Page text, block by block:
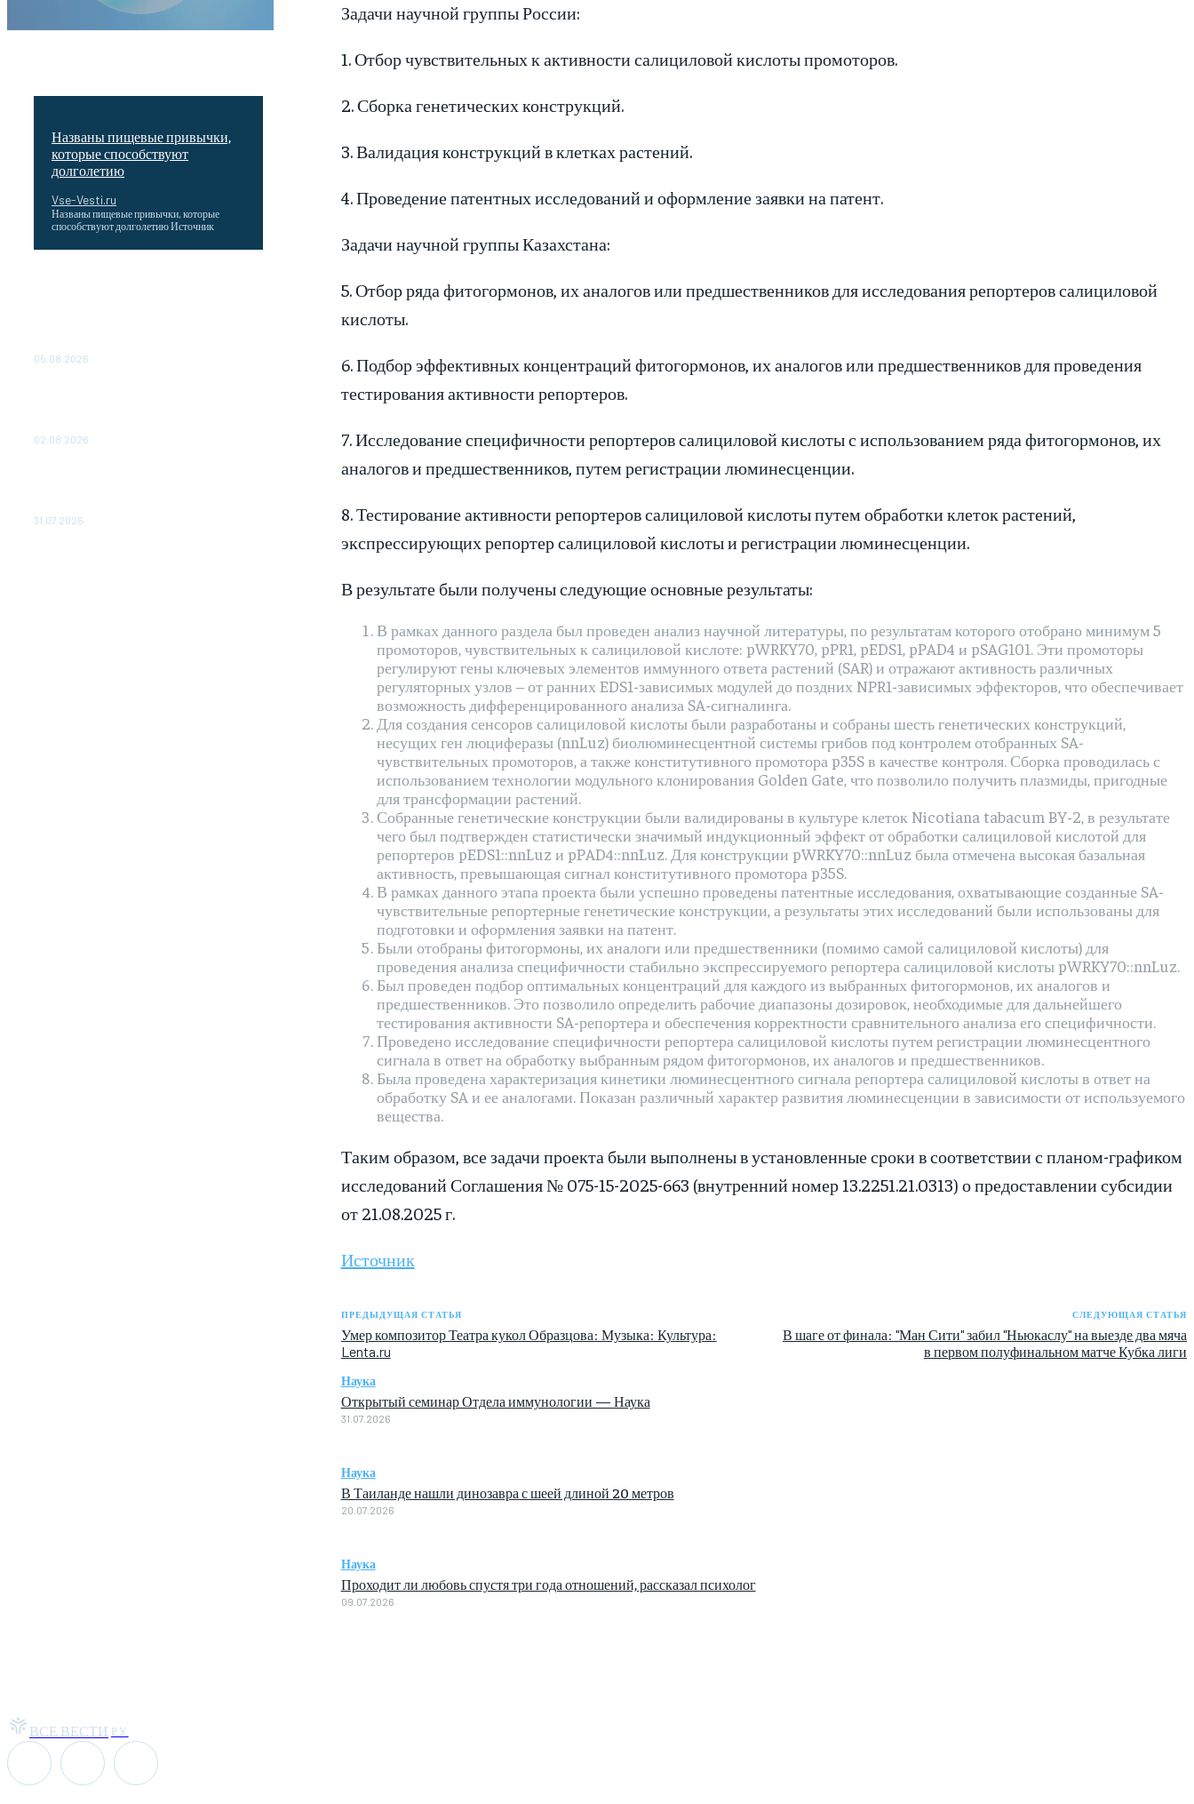
Названы пищевые привычки,
которые способствуют
долголетию
Vse-Vesti.ru
Названы пищевые привычки, которые
способствуют долголетию Источник
05.08.2026
02.08.2026
31.07.2026
Задачи научной группы России:
1. Отбор чувствительных к активности салициловой кислоты промоторов.
2. Сборка генетических конструкций.
3. Валидация конструкций в клетках растений.
4. Проведение патентных исследований и оформление заявки на патент.
Задачи научной группы Казахстана:
5. Отбор ряда фитогормонов, их аналогов или предшественников для исследования репортеров салициловой
кислоты.
6. Подбор эффективных концентраций фитогормонов, их аналогов или предшественников для проведения
тестирования активности репортеров.
7. Исследование специфичности репортеров салициловой кислоты с использованием ряда фитогормонов, их
аналогов и предшественников, путем регистрации люминесценции.
8. Тестирование активности репортеров салициловой кислоты путем обработки клеток растений,
экспрессирующих репортер салициловой кислоты и регистрации люминесценции.
В результате были получены следующие основные результаты:
В рамках данного раздела был проведен анализ научной литературы, по результатам которого отобрано минимум 5
промоторов, чувствительных к салициловой кислоте: pWRKY70, pPR1, pEDS1, pPAD4 и pSAG101. Эти промоторы
регулируют гены ключевых элементов иммунного ответа растений (SAR) и отражают активность различных
регуляторных узлов – от ранних EDS1-зависимых модулей до поздних NPR1-зависимых эффекторов, что обеспечивает
возможность дифференцированного анализа SA-сигналинга.
Для создания сенсоров салициловой кислоты были разработаны и собраны шесть генетических конструкций,
несущих ген люциферазы (nnLuz) биолюминесцентной системы грибов под контролем отобранных SA-
чувствительных промоторов, а также конститутивного промотора p35S в качестве контроля. Сборка проводилась с
использованием технологии модульного клонирования Golden Gate, что позволило получить плазмиды, пригодные
для трансформации растений.
Собранные генетические конструкции были валидированы в культуре клеток Nicotiana tabacum BY-2, в результате
чего был подтвержден статистически значимый индукционный эффект от обработки салициловой кислотой для
репортеров pEDS1::nnLuz и pPAD4::nnLuz. Для конструкции pWRKY70::nnLuz была отмечена высокая базальная
активность, превышающая сигнал конститутивного промотора p35S.
В рамках данного этапа проекта были успешно проведены патентные исследования, охватывающие созданные SA-
чувствительные репортерные генетические конструкции, а результаты этих исследований были использованы для
подготовки и оформления заявки на патент.
Были отобраны фитогормоны, их аналоги или предшественники (помимо самой салициловой кислоты) для
проведения анализа специфичности стабильно экспрессируемого репортера салициловой кислоты pWRKY70::nnLuz.
Был проведен подбор оптимальных концентраций для каждого из выбранных фитогормонов, их аналогов и
предшественников. Это позволило определить рабочие диапазоны дозировок, необходимые для дальнейшего
тестирования активности SA-репортера и обеспечения корректности сравнительного анализа его специфичности.
Проведено исследование специфичности репортера салициловой кислоты путем регистрации люминесцентного
сигнала в ответ на обработку выбранным рядом фитогормонов, их аналогов и предшественников.
Была проведена характеризация кинетики люминесцентного сигнала репортера салициловой кислоты в ответ на
обработку SA и ее аналогами. Показан различный характер развития люминесценции в зависимости от используемого
вещества.
Таким образом, все задачи проекта были выполнены в установленные сроки в соответствии с планом-графиком
исследований Соглашения № 075-15-2025-663 (внутренний номер 13.2251.21.0313) о предоставлении субсидии
от 21.08.2025 г.
Источник
ПРЕДЫДУЩАЯ СТАТЬЯ
Умер композитор Театра кукол Образцова: Музыка: Культура:
Lenta.ru
СЛЕДУЮЩАЯ СТАТЬЯ
В шаге от финала: "Ман Сити" забил "Ньюкаслу" на выезде два мяча
в первом полуфинальном матче Кубка лиги
Наука
Открытый семинар Отдела иммунологии — Наука
31.07.2026
Наука
В Таиланде нашли динозавра с шеей длиной 20 метров
20.07.2026
Наука
Проходит ли любовь спустя три года отношений, рассказал психолог
09.07.2026
ВСЕ ВЕСТИ РУ